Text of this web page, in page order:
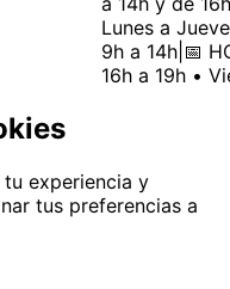
Lunes a
9h a 14h|📅
16h a 19h •
experiencia y
tus preferencias a